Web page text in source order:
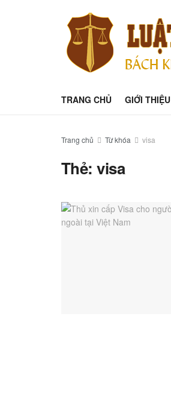
TRANG CHỦ GIỚI THIỆU
Trang chủ Từ khóa visa
Thẻ:visa